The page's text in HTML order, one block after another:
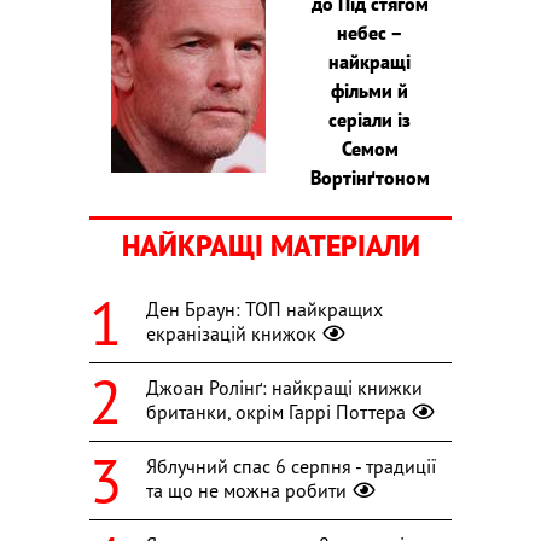
небес –
найкращі
фільми й
серіали із
Семом
Вортінґтоном
НАЙКРАЩІ МАТЕРІАЛИ
Ден Браун: ТОП найкращих
екранізацій книжок
Джоан Ролінґ: найкращі книжки
британки, окрім Гаррі Поттера
Яблучний спас 6 серпня - традиції
та що не можна робити